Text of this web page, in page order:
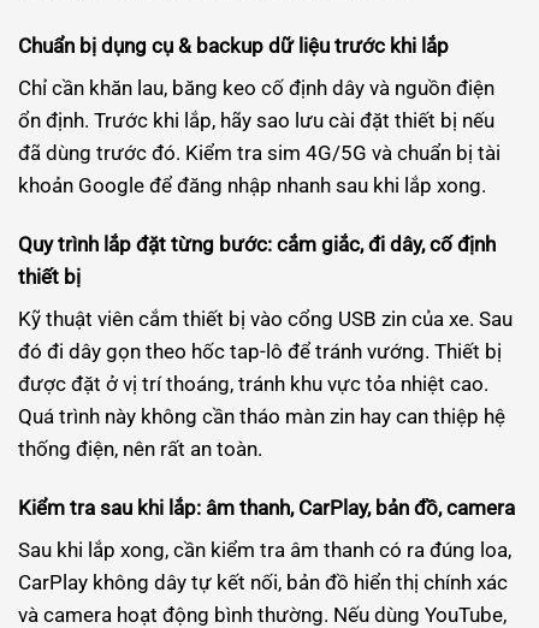
Chuẩn bị dụng cụ & backup dữ liệu trước khi lắp
Chỉ cần khăn lau, băng keo cố định dây và nguồn điện
ổn định. Trước khi lắp, hãy sao lưu cài đặt thiết bị nếu
đã dùng trước đó. Kiểm tra sim 4G/5G và chuẩn bị tài
khoản Google để đăng nhập nhanh sau khi lắp xong.
Quy trình lắp đặt từng bước: cắm giắc, đi dây, cố định
thiết bị
Kỹ thuật viên cắm thiết bị vào cổng USB zin của xe. Sau
đó đi dây gọn theo hốc tap-lô để tránh vướng. Thiết bị
được đặt ở vị trí thoáng, tránh khu vực tỏa nhiệt cao.
Quá trình này không cần tháo màn zin hay can thiệp hệ
thống điện, nên rất an toàn.
Kiểm tra sau khi lắp: âm thanh, CarPlay, bản đồ, camera
Sau khi lắp xong, cần kiểm tra âm thanh có ra đúng loa,
CarPlay không dây tự kết nối, bản đồ hiển thị chính xác
và camera hoạt động bình thường. Nếu dùng YouTube,